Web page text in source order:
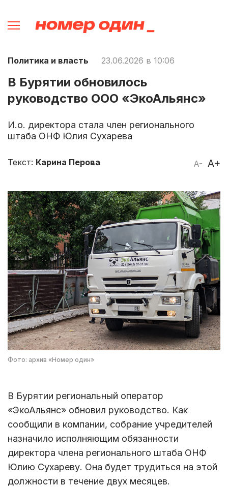
Политика и власть 23.06.2026 в 10:06
В Бурятии обновилось
руководство ООО «ЭкоАльянс»
И.о. директора стала член регионального
штаба ОНФ Юлия Сухарева
A- A+
Текст: Карина Перова
Фото: архив «Номер один»
В Бурятии региональный оператор
«ЭкоАльянс» обновил руководство. Как
сообщили в компании, собрание учредителей
назначило исполняющим обязанности
директора члена регионального штаба ОНФ
Юлию Сухареву. Она будет трудиться на этой
должности в течение двух месяцев.